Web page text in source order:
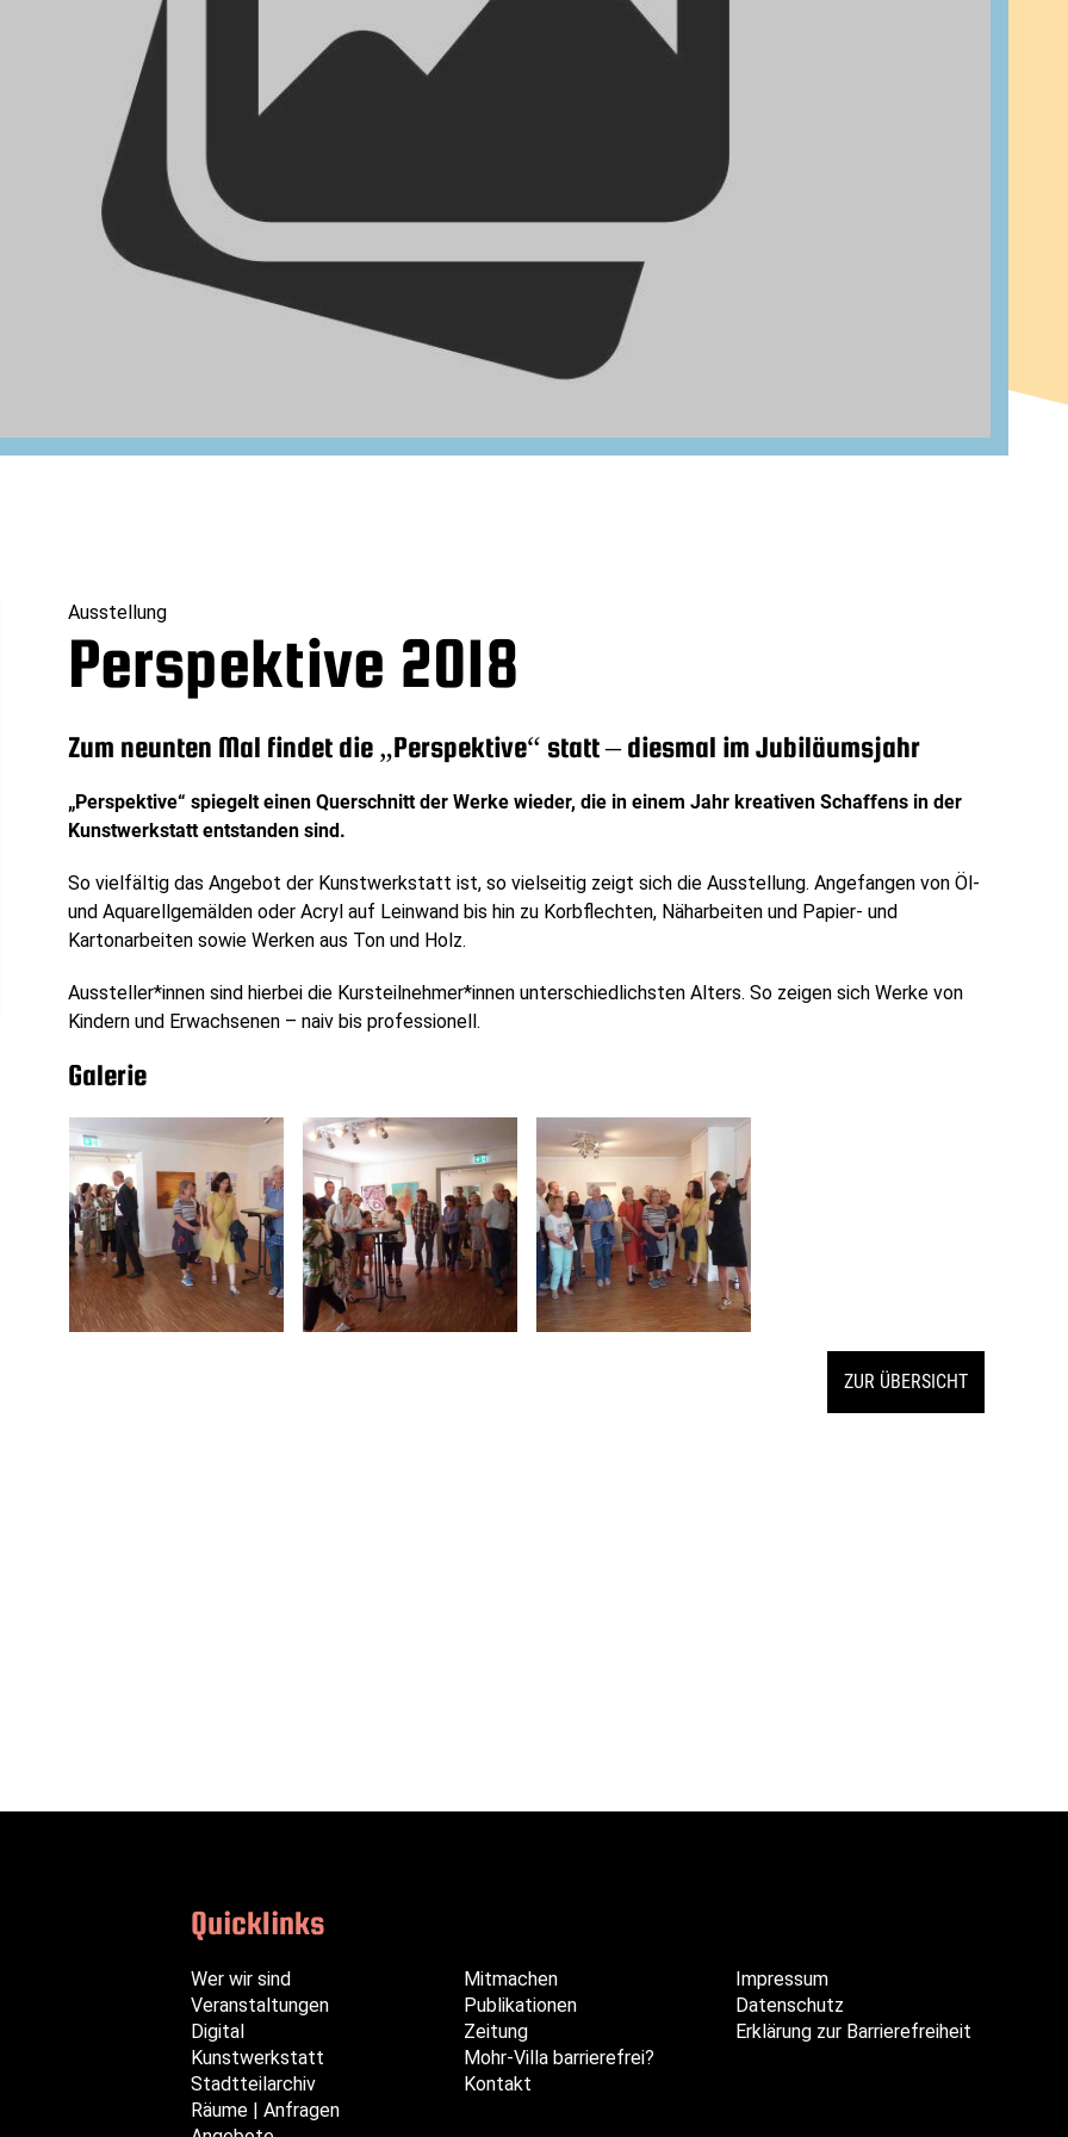
Ausstellung
Perspektive 2018
Zum neunten Mal findet die „Perspektive“ statt – diesmal im Jubiläumsjahr
„Perspektive“ spiegelt einen Querschnitt der Werke wieder, die in einem Jahr kreativen Schaffens in der
Kunstwerkstatt entstanden sind.
So vielfältig das Angebot der Kunstwerkstatt ist, so vielseitig zeigt sich die Ausstellung. Angefangen von Öl-
und Aquarellgemälden oder Acryl auf Leinwand bis hin zu Korbflechten, Näharbeiten und Papier- und
Kartonarbeiten sowie Werken aus Ton und Holz.
Aussteller*innen sind hierbei die Kursteilnehmer*innen unterschiedlichsten Alters. So zeigen sich Werke von
Kindern und Erwachsenen – naiv bis professionell.
Galerie
ZUR ÜBERSICHT
Quicklinks
Navigation
überspringen
Wer wir sind
Veranstaltungen
Digital
Kunstwerkstatt
Stadtteilarchiv
Räume | Anfragen
Navigation
überspringen
Mitmachen
Publikationen
Zeitung
Mohr-Villa barrierefrei?
Kontakt
Navigation
überspringen
Impressum
Datenschutz
Erklärung zur Barrierefreiheit